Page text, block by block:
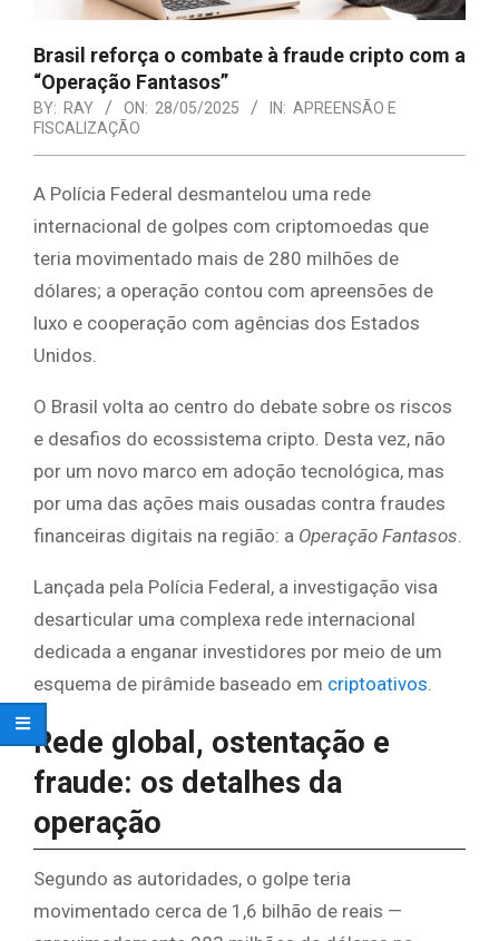
Brasil reforça o combate à fraude cripto com a
“Operação Fantasos”
BY: RAY ON: 28/05/2025 IN: APREENSÃO E
FISCALIZAÇÃO
A Polícia Federal desmantelou uma rede
internacional de golpes com criptomoedas que
teria movimentado mais de 280 milhões de
dólares; a operação contou com apreensões de
luxo e cooperação com agências dos Estados
Unidos.
O Brasil volta ao centro do debate sobre os riscos
e desafios do ecossistema cripto. Desta vez, não
por um novo marco em adoção tecnológica, mas
por uma das ações mais ousadas contra fraudes
financeiras digitais na região: a Operação Fantasos.
Lançada pela Polícia Federal, a investigação visa
desarticular uma complexa rede internacional
dedicada a enganar investidores por meio de um
esquema de pirâmide baseado em criptoativos.
Rede global, ostentação e
fraude: os detalhes da
operação
Segundo as autoridades, o golpe teria
movimentado cerca de 1,6 bilhão de reais —